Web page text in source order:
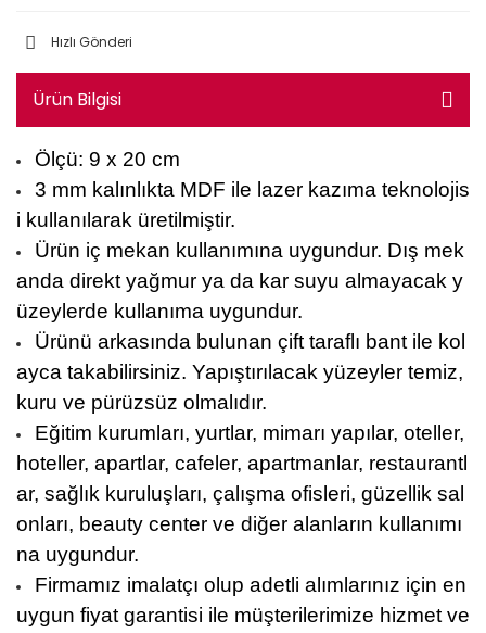
Hızlı Gönderi
Ürün Bilgisi
Ölçü: 9 x 20 cm
3 mm kalınlıkta MDF ile lazer kazıma teknolojis
i kullanılarak üretilmiştir.
Ürün iç mekan kullanımına uygundur. Dış mek
anda direkt yağmur ya da kar suyu almayacak y
üzeylerde kullanıma uygundur.
Ürünü arkasında bulunan çift taraflı bant ile kol
ayca takabilirsiniz. Yapıştırılacak yüzeyler temiz,
kuru ve pürüzsüz olmalıdır.
Eğitim kurumları, yurtlar, mimarı yapılar, oteller,
hoteller, apartlar, cafeler, apartmanlar, restaurantl
ar, sağlık kuruluşları, çalışma ofisleri, güzellik sal
onları, beauty center ve diğer alanların kullanımı
na uygundur.
Firmamız imalatçı olup adetli alımlarınız için en
uygun fiyat garantisi ile müşterilerimize hizmet ve